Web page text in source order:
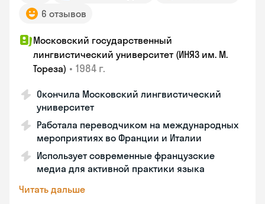
6 отзывов
Московский государственный
лингвистический университет (ИНЯЗ им. М.
Тореза) • 1984 г.
Окончила Московский лингвистический
университет
Работала переводчиком на международных
мероприятиях во Франции и Италии
Использует современные французские
медиа для активной практики языка
Читать дальше